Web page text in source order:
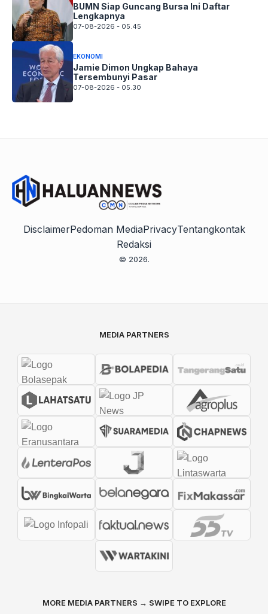
BUMN Siap Guncang Bursa Ini Daftar
Lengkapnya
07-08-2026 - 05.45
EKONOMI
Jamie Dimon Ungkap Bahaya
Tersembunyi Pasar
07-08-2026 - 05.30
DisclaimerPedoman MediaPrivacyTentangkontak
Redaksi
© 2026.
MEDIA PARTNERS
MORE MEDIA PARTNERS → SWIPE TO EXPLORE